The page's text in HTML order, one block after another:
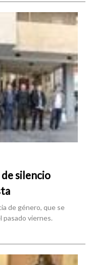
silencio
de género, que se
pasado viernes.